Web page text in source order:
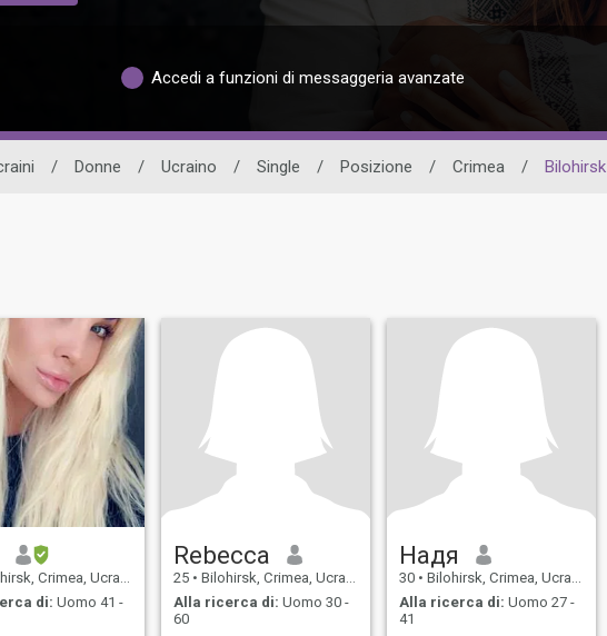
Accedi a funzioni di messaggeria avanzate
/ Donne / Ucraino / Single / Posizione / Crimea / Bilohirsk
Crimea, Ucraina
di: Uomo 41 -
Rebecca
25 • Bilohirsk, Crimea, Ucraina
Alla ricerca di: Uomo 30 -
60
Надя
30 • Bilohirsk, Crimea, Ucraina
Alla ricerca di: Uomo 27 -
41